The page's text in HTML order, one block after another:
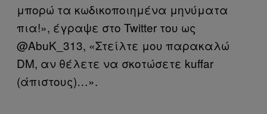
μπορώ τα κωδικοποιημένα μηνύματα
πια!», έγραψε στο Twitter του ως
@AbuK_313, «Στείλτε μου παρακαλώ
DM, αν θέλετε να σκοτώσετε kuffar
(άπιστους)…».